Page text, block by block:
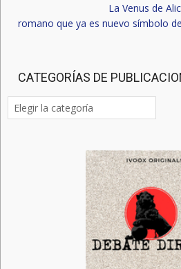
La Venus de
romano que ya es nuevo símbolo
CATEGORÍAS DE
Categorías
de